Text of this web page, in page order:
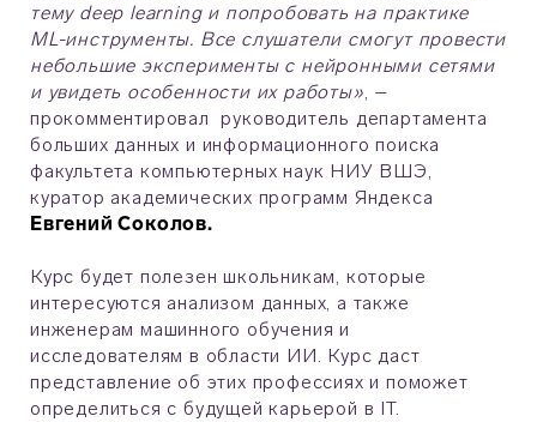
тему deep learning и попробовать на практике
ML-инструменты. Все слушатели смогут провести
небольшие эксперименты с нейронными сетями
и увидеть особенности их работы», –
прокомментировал руководитель департамента
больших данных и информационного поиска
факультета компьютерных наук НИУ ВШЭ,
куратор академических программ Яндекса
Евгений Соколов.
Курс будет полезен школьникам, которые
интересуются анализом данных, а также
инженерам машинного обучения и
исследователям в области ИИ. Курс даст
представление об этих профессиях и поможет
определиться с будущей карьерой в IT.